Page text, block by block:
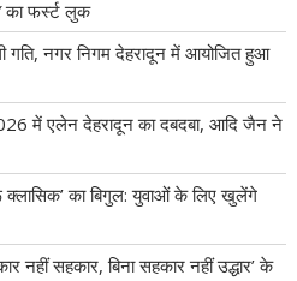
का फर्स्ट लुक
गति, नगर निगम देहरादून में आयोजित हुआ
में एलेन देहरादून का दबदबा, आदि जैन ने
क्लासिक’ का बिगुल: युवाओं के लिए खुलेंगे
नहीं सहकार, बिना सहकार नहीं उद्धार’ के